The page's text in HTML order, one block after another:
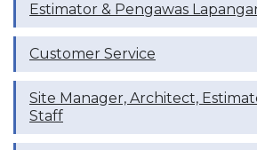
Estimator & Pengawas
Customer Service
Site Manager, Architect,
Staff